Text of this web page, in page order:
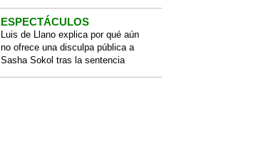
ESPECTÁCULOS
Luis de Llano explica por qué aún
no ofrece una disculpa pública a
Sasha Sokol tras la sentencia